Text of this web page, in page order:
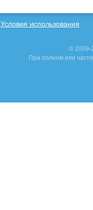
Условия использования
© 2009-
При полном или